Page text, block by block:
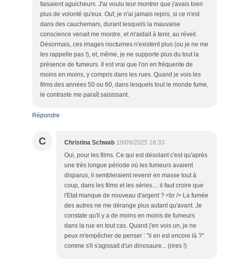
faisaient aguicheurs. J'ai voulu leur montrer que j'avais bien
plus de volonté qu'eux. Ouf, je n'ai jamais repris, si ce n'est
dans des cauchemars, durant lesquels la mauvaise
conscience venait me mordre, et m'aidait à tenir, au réveil.
Désormais, ces images nocturnes n'existent plus (ou je ne me
les rappelle pas !), et, même, je ne supporte plus du tout la
présence de fumeurs. Il est vrai que l'on en fréquente de
moins en moins, y compris dans les rues. Quand je vois les
films des années 50 ou 60, dans lesquels tout le monde fume,
le contraste me paraît saisissant.
Répondre
C Christina Schwab 19/09/2025 16:33
Oui, pour les films. Ce qui est désolant c'est qu'après
une très longue période où les fumeurs avaient
disparus, il sembleraient revenir en masse tout à
coup, dans les films et les séries.... il faut croire que
l'Etat manque de nouveau d'argent ? <br /> La fumée
des autres ne me dérange plus autant qu'avant. Je
constate qu'il y a de moins en moins de fumeurs
dans la rue en tout cas. Quand j'en vois un, je ne
peux m'empêcher de penser : "il en est encore là ?"
comme s'il s'agissait d'un dinosaure... (rires !)